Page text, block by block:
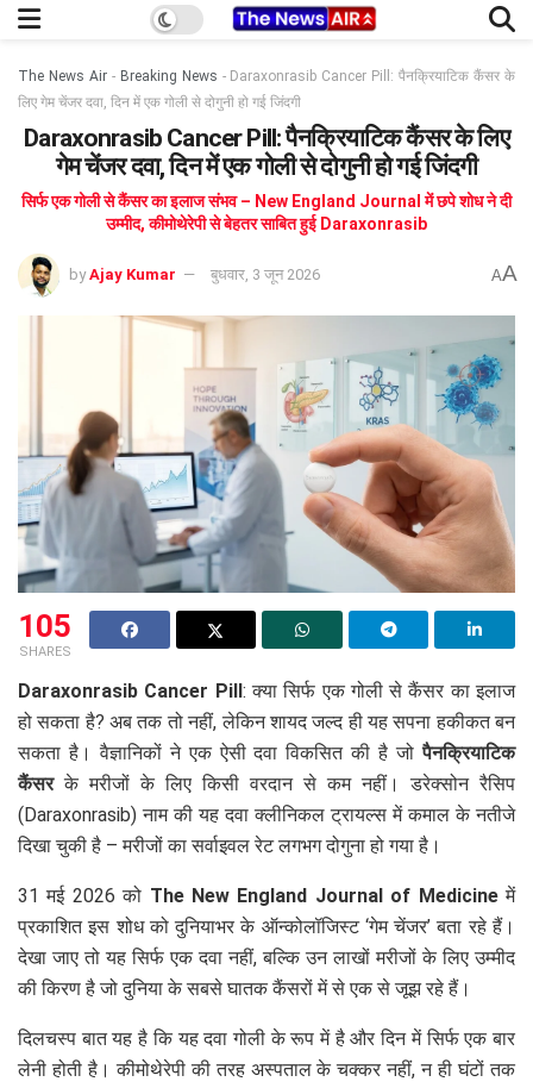
The News Air- Breaking News - Daraxonrasib Cancer Pill: पैनक्रियाटिक कैंसर के
लिए गेम चेंजर दवा, दिन में एक गोली से दोगुनी हो गई जिंदगी
Daraxonrasib Cancer Pill: पैनक्रियाटिक कैंसर के लिए
गेम चेंजर दवा, दिन में एक गोली से दोगुनी हो गई जिंदगी
सिर्फ एक गोली से कैंसर का इलाज संभव – New England Journal में छपे शोध ने दी
उम्मीद, कीमोथेरेपी से बेहतर साबित हुई Daraxonrasib
by Ajay Kumar बुधवार, 3 जून 2026 AA
105
SHARES
Daraxonrasib Cancer Pill: क्या सिर्फ एक गोली से कैंसर का इलाज
हो सकता है? अब तक तो नहीं, लेकिन शायद जल्द ही यह सपना हकीकत बन
सकता है। वैज्ञानिकों ने एक ऐसी दवा विकसित की है जोपैनक्रियाटिक
कैंसरके मरीजों के लिए किसी वरदान से कम नहीं। डरेक्सोन रैसिप
(Daraxonrasib) नाम की यह दवा क्लीनिकल ट्रायल्स में कमाल के नतीजे
दिखा चुकी है – मरीजों का सर्वाइवल रेट लगभग दोगुना हो गया है।
31 मई 2026 को The New England Journal of Medicineमें
प्रकाशित इस शोध को दुनियाभर के ऑन्कोलॉजिस्ट ‘गेम चेंजर’ बता रहे हैं।
देखा जाए तो यह सिर्फ एक दवा नहीं, बल्कि उन लाखों मरीजों के लिए उम्मीद
की किरण है जो दुनिया के सबसे घातक कैंसरों में से एक से जूझ रहे हैं।
दिलचस्प बात यह है कि यह दवा गोली के रूप में है और दिन में सिर्फ एक बार
लेनी होती है। कीमोथेरेपी की तरह अस्पताल के चक्कर नहीं, न ही घंटों तक